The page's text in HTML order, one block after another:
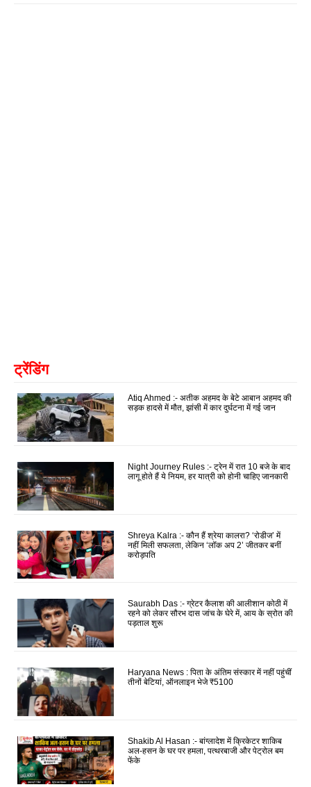
ट्रेंडिंग
Atiq Ahmed :- अतीक अहमद के बेटे आबान अहमद की
सड़क हादसे में मौत, झांसी में कार दुर्घटना में गई जान
Night Journey Rules :- ट्रेन में रात 10 बजे के बाद
लागू होते हैं ये नियम, हर यात्री को होनी चाहिए जानकारी
Shreya Kalra :- कौन हैं श्रेया कालरा? ‘रोडीज’ में
नहीं मिली सफलता, लेकिन ‘लॉक अप 2’ जीतकर बनीं
करोड़पति
Saurabh Das :- ग्रेटर कैलाश की आलीशान कोठी में
रहने को लेकर सौरभ दास जांच के घेरे में, आय के स्रोत की
पड़ताल शुरू
Haryana News : पिता के अंतिम संस्कार में नहीं पहुंचीं
तीनों बेटियां, ऑनलाइन भेजे ₹5100
Shakib Al Hasan :- बांग्लादेश में क्रिकेटर शाकिब
अल-हसन के घर पर हमला, पत्थरबाजी और पेट्रोल बम
फेंके